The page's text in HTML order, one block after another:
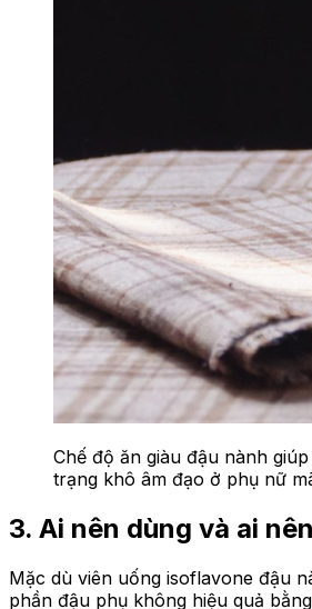
Chế độ ăn giàu đậu nành
trạng khô âm đạo ở phụ nữ
3. Ai nên dùng và ai
Mặc dù viên uống isoflavone đậu
phần đậu phụ không hiệu quả